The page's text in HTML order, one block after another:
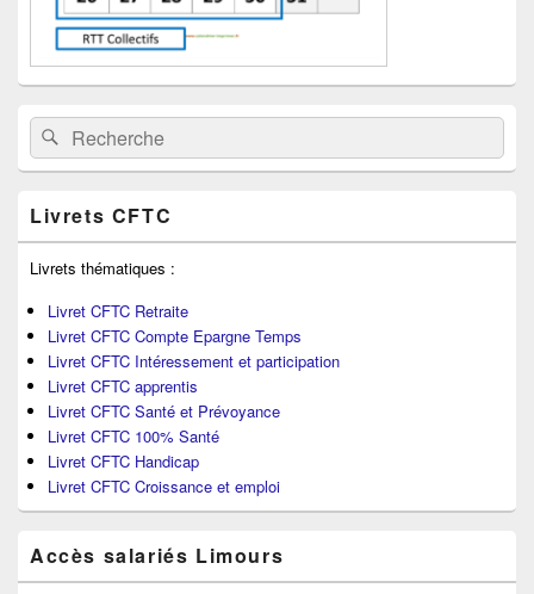
Recherche :Rechercher
Livrets CFTC
Livrets thématiques :
Livret CFTC Retraite
Livret CFTC Compte Epargne Temps
Livret CFTC Intéressement et participation
Livret CFTC apprentis
Livret CFTC Santé et Prévoyance
Livret CFTC 100% Santé
Livret CFTC Handicap
Livret CFTC Croissance et emploi
Accès salariés Limours